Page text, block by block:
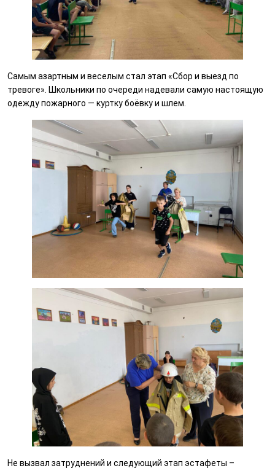
Самым азартным и веселым стал этап «Сбор и выезд по
тревоге». Школьники по очереди надевали самую настоящую
одежду пожарного — куртку боёвку и шлем.
Не вызвал затруднений и следующий этап эстафеты –